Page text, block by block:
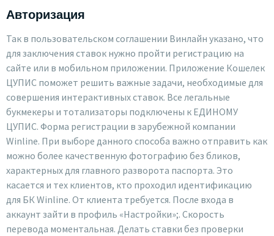
Авторизация
Так в пользовательском соглашении Винлайн указано, что
для заключения ставок нужно пройти регистрацию на
сайте или в мобильном приложении. Приложение Кошелек
ЦУПИС поможет решить важные задачи, необходимые для
совершения интерактивных ставок. Все легальные
букмекеры и тотализаторы подключены к ЕДИНОМУ
ЦУПИС. Форма регистрации в зарубежной компании
Winline. При выборе данного способа важно отправить как
можно более качественную фотографию без бликов,
характерных для главного разворота паспорта. Это
касается и тех клиентов, кто проходил идентификацию
для БК Winline. От клиента требуется. После входа в
аккаунт зайти в профиль «Настройки»;. Скорость
перевода моментальная. Делать ставки без проверки